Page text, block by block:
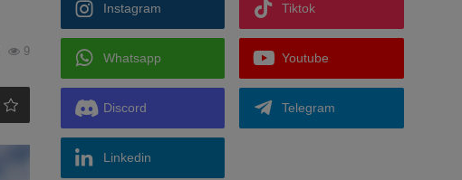
9
Instagram Tiktok
Whatsapp Youtube
Discord Telegram
Linkedin